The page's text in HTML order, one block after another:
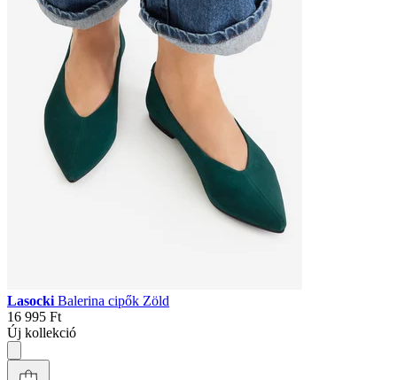
Lasocki Balerina cipők Zöld
16 995 Ft
Új kollekció